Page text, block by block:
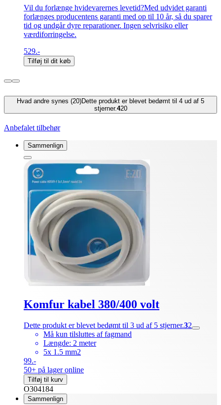
Vil du forlænge hvidevarernes levetid?Med udvidet garanti
forlænges producentens garanti med op til 10 år, så du sparer
tid og undgår dyre reparationer. Ingen selvrisiko eller
værdiforringelse.
529.-
Tilføj til dit køb
Hvad andre synes (20)Dette produkt er blevet bedømt til 4 ud af 5
stjerner.420
Anbefalet tilbehør
Sammenlign
Komfur kabel 380/400 volt
Dette produkt er blevet bedømt til 3 ud af 5 stjerner.32
Må kun tilsluttes af fagmand
Længde: 2 meter
5x 1.5 mm2
99.-
50+ på lager online
Tilføj til kurv
O304184
Sammenlign